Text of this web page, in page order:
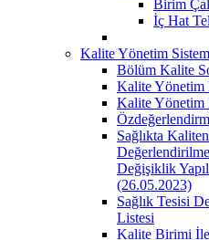
Birim
İç Hat
Kalite Yönetim
Bölüm Kalite
Kalite Yönetim
Kalite Yönetim
Sağlıkta
Değişiklik
(26.05.2023)
Sağlık Tesisi
Listesi
Kalite Birimi